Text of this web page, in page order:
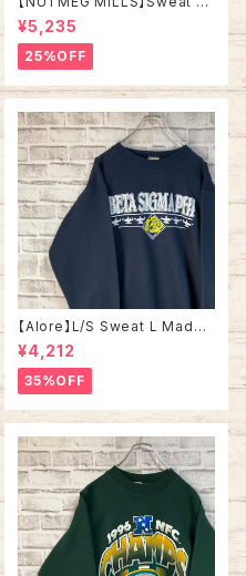
Made in USA 90s “UNIVER
SITY OF TENNESSEE” vinta
ge ナツメグミルズ カレッジモノ
カレッジロゴ テネシー大学 スウ
ェット トレーナー ヴィンテージ
アメリカ USA 古着
¥5,235
25%OFF
【Alore】L/S Sweat L Made i
n USA 90s 社交クラブ プロモ
ーション スウェット トレーナー
USA製 vintage ヴィンテージ
アメリカ USA 古着
¥4,212
35%OFF